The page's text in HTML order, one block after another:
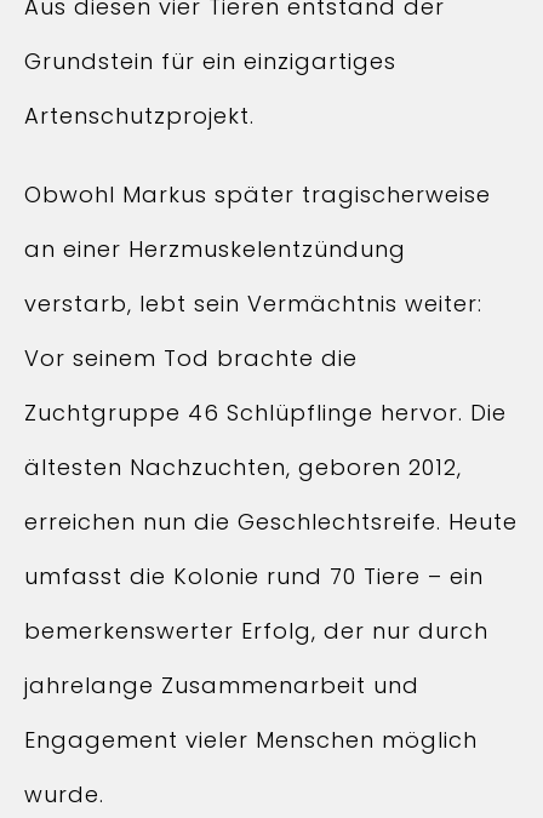
Aus diesen vier Tieren entstand der
Grundstein für ein einzigartiges
Artenschutzprojekt.
Obwohl Markus später tragischerweise
an einer Herzmuskelentzündung
verstarb, lebt sein Vermächtnis weiter:
Vor seinem Tod brachte die
Zuchtgruppe 46 Schlüpflinge hervor. Die
ältesten Nachzuchten, geboren 2012,
erreichen nun die Geschlechtsreife. Heute
umfasst die Kolonie rund 70 Tiere – ein
bemerkenswerter Erfolg, der nur durch
jahrelange Zusammenarbeit und
Engagement vieler Menschen möglich
wurde.